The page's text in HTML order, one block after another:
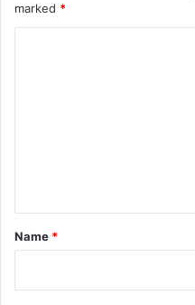
marked *
*
Name *